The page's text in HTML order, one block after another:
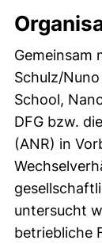
Gemeinsam
Schulz/
School,
DFG bzw.
(ANR) in
untersucht
betriebliche